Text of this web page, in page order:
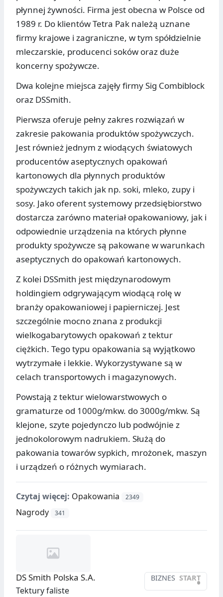
płynnej żywności. Firma jest obecna w Polsce od
1989 r. Do klientów Tetra Pak należą uznane
firmy krajowe i zagraniczne, w tym spółdzielnie
mleczarskie, producenci soków oraz duże
koncerny spożywcze.
Dwa kolejne miejsca zajęły firmy Sig Combiblock
oraz DSSmith.
Pierwsza oferuje pełny zakres rozwiązań w
zakresie pakowania produktów spożywczych.
Jest również jednym z wiodących światowych
producentów aseptycznych opakowań
kartonowych dla płynnych produktów
spożywczych takich jak np. soki, mleko, zupy i
sosy. Jako oferent systemowy przedsiębiorstwo
dostarcza zarówno materiał opakowaniowy, jak i
odpowiednie urządzenia na których płynne
produkty spożywcze są pakowane w warunkach
aseptycznych do opakowań kartonowych.
Z kolei DSSmith jest międzynarodowym
holdingiem odgrywającym wiodącą rolę w
branży opakowaniowej i papierniczej. Jest
szczególnie mocno znana z produkcji
wielkogabarytowych opakowań z tektur
ciężkich. Tego typu opakowania są wyjątkowo
wytrzymałe i lekkie. Wykorzystywane są w
celach transportowych i magazynowych.
Powstają z tektur wielowarstwowych o
gramaturze od 1000g/mkw. do 3000g/mkw. Są
klejone, szyte pojedynczo lub podwójnie z
jednokolorowym nadrukiem. Służą do
pakowania towarów sypkich, mrożonek, maszyn
i urządzeń o różnych wymiarach.
Czytaj więcej: Opakowania 2349
Nagrody 341
BIZNES START
•
DS Smith Polska S.A.
Tektury faliste